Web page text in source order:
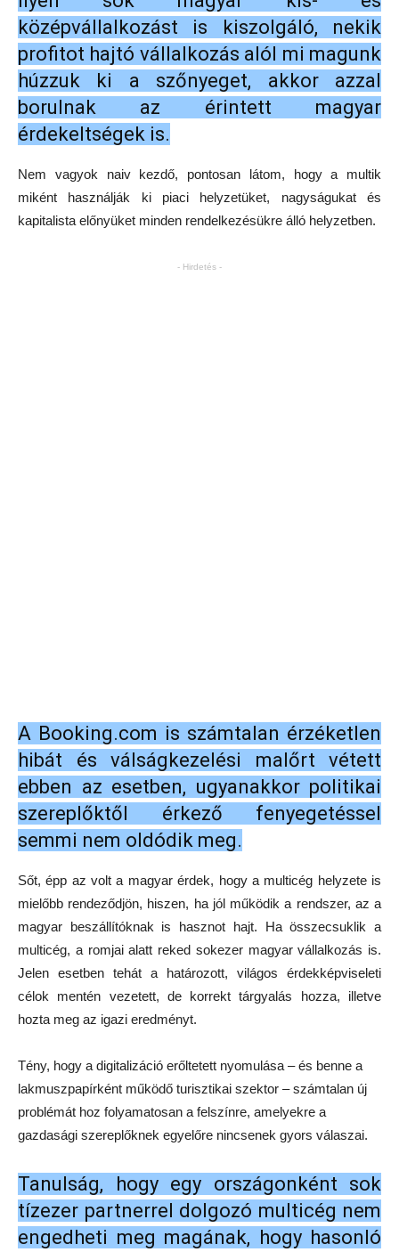
középvállalkozást is kiszolgáló, nekik
profitot hajtó vállalkozás alól mi magunk
húzzuk ki a szőnyeget, akkor azzal
borulnak az érintett magyar
érdekeltségek is.
Nem vagyok naiv kezdő, pontosan látom, hogy a multik
miként használják ki piaci helyzetüket, nagyságukat és
kapitalista előnyüket minden rendelkezésükre álló helyzetben.
- Hirdetés -
A Booking.com is számtalan érzéketlen
hibát és válságkezelési malőrt vétett
ebben az esetben, ugyanakkor politikai
szereplőktől érkező fenyegetéssel
semmi nem oldódik meg.
Sőt, épp az volt a magyar érdek, hogy a multicég helyzete is
mielőbb rendeződjön, hiszen, ha jól működik a rendszer, az a
magyar beszállítóknak is hasznot hajt. Ha összecsuklik a
multicég, a romjai alatt reked sokezer magyar vállalkozás is.
Jelen esetben tehát a határozott, világos érdekképviseleti
célok mentén vezetett, de korrekt tárgyalás hozza, illetve
hozta meg az igazi eredményt.
Tény, hogy a digitalizáció erőltetett nyomulása – és benne a
lakmuszpapírként működő turisztikai szektor – számtalan új
problémát hoz folyamatosan a felszínre, amelyekre a
gazdasági szereplőknek egyelőre nincsenek gyors válaszai.
Tanulság, hogy egy országonként sok
tízezer partnerrel dolgozó multicég nem
engedheti meg magának, hogy hasonló